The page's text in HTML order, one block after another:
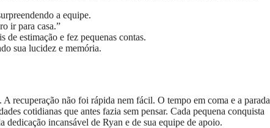
a equipe.
ir para casa.”
de estimação e fez pequenas contas.
sua lucidez e memória.
recuperação não foi rápida nem fácil. O tempo em coma e a parada
cotidianas que antes fazia sem pensar. Cada pequena conquista
incansável de Ryan e de sua equipe de apoio.